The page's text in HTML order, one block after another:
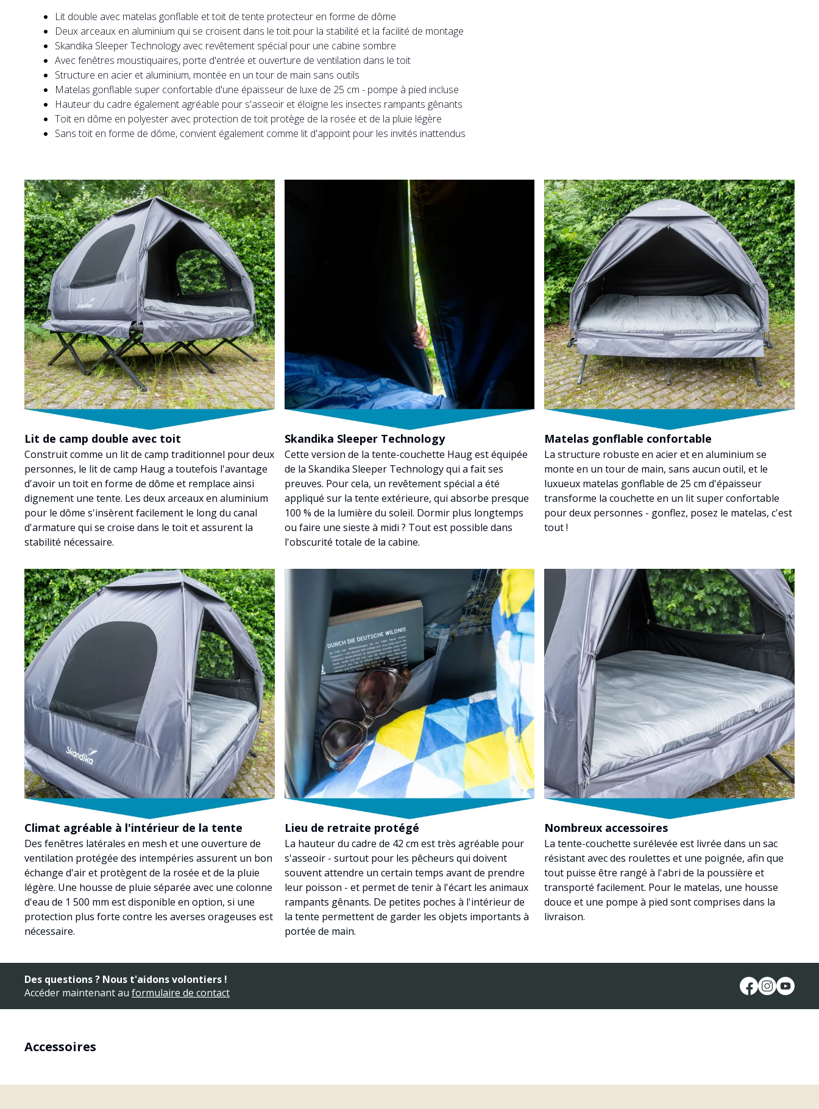
Lit double avec matelas gonflable et toit de tente protecteur en forme de dôme
Deux arceaux en aluminium qui se croisent dans le toit pour la stabilité et la facilité de montage
Skandika Sleeper Technology avec revêtement spécial pour une cabine sombre
Avec fenêtres moustiquaires, porte d'entrée et ouverture de ventilation dans le toit
Structure en acier et aluminium, montée en un tour de main sans outils
Matelas gonflable super confortable d'une épaisseur de luxe de 25 cm - pompe à pied incluse
Hauteur du cadre également agréable pour s'asseoir et éloigne les insectes rampants gênants
Toit en dôme en polyester avec protection de toit protège de la rosée et de la pluie légère
Sans toit en forme de dôme, convient également comme lit d'appoint pour les invités inattendus
Lit de camp double avec toit
Construit comme un lit de camp traditionnel pour deux
personnes, le lit de camp Haug a toutefois l'avantage
d'avoir un toit en forme de dôme et remplace ainsi
dignement une tente. Les deux arceaux en aluminium
pour le dôme s'insèrent facilement le long du canal
d'armature qui se croise dans le toit et assurent la
stabilité nécessaire.
Skandika Sleeper Technology
Cette version de la tente-couchette Haug est équipée
de la Skandika Sleeper Technology qui a fait ses
preuves. Pour cela, un revêtement spécial a été
appliqué sur la tente extérieure, qui absorbe presque
100 % de la lumière du soleil. Dormir plus longtemps
ou faire une sieste à midi ? Tout est possible dans
l'obscurité totale de la cabine.
Matelas gonflable confortable
La structure robuste en acier et en aluminium se
monte en un tour de main, sans aucun outil, et le
luxueux matelas gonflable de 25 cm d'épaisseur
transforme la couchette en un lit super confortable
pour deux personnes - gonflez, posez le matelas, c'est
tout !
Climat agréable à l'intérieur de la tente
Des fenêtres latérales en mesh et une ouverture de
ventilation protégée des intempéries assurent un bon
échange d'air et protègent de la rosée et de la pluie
légère. Une housse de pluie séparée avec une colonne
d'eau de 1 500 mm est disponible en option, si une
protection plus forte contre les averses orageuses est
nécessaire.
Lieu de retraite protégé
La hauteur du cadre de 42 cm est très agréable pour
s'asseoir - surtout pour les pêcheurs qui doivent
souvent attendre un certain temps avant de prendre
leur poisson - et permet de tenir à l'écart les animaux
rampants gênants. De petites poches à l'intérieur de
la tente permettent de garder les objets importants à
portée de main.
Nombreux accessoires
La tente-couchette surélevée est livrée dans un sac
résistant avec des roulettes et une poignée, afin que
tout puisse être rangé à l'abri de la poussière et
transporté facilement. Pour le matelas, une housse
douce et une pompe à pied sont comprises dans la
livraison.
Des questions ? Nous t'aidons volontiers !
Accéder maintenant au formulaire de contact
Accessoires